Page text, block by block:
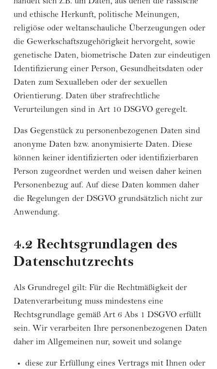
handelt sich z.B. um Daten, aus denen die rassische
und ethische Herkunft, politische Meinungen,
religiöse oder weltanschauliche Überzeugungen oder
die Gewerkschaftszugehörigkeit hervorgeht, sowie
genetische Daten, biometrische Daten zur eindeutigen
Identifizierung einer Person, Gesundheitsdaten oder
Daten zum Sexualleben oder der sexuellen
Orientierung. Daten über strafrechtliche
Verurteilungen sind in Art 10 DSGVO geregelt.
Das Gegenstück zu personenbezogenen Daten sind
anonyme Daten bzw. anonymisierte Daten. Diese
können keiner identifizierten oder identifizierbaren
Person zugeordnet werden und weisen daher keinen
Personenbezug auf. Auf diese Daten kommen daher
die Regelungen der DSGVO grundsätzlich nicht zur
Anwendung.
4.2 Rechtsgrundlagen des
Datenschutzrechts
Als Grundregel gilt: Für die Rechtmäßigkeit der
Datenverarbeitung muss mindestens eine
Rechtsgrundlage gemäß Art 6 Abs 1 DSGVO erfüllt
sein. Wir verarbeiten Ihre personenbezogenen Daten
daher im Allgemeinen nur, soweit und solange
diese zur Erfüllung eines Vertrags mit Ihnen oder